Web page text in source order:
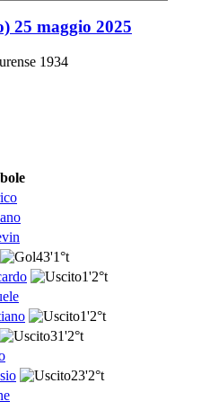
25 maggio 2025
43'1°t
1'2°t
1'2°t
31'2°t
23'2°t